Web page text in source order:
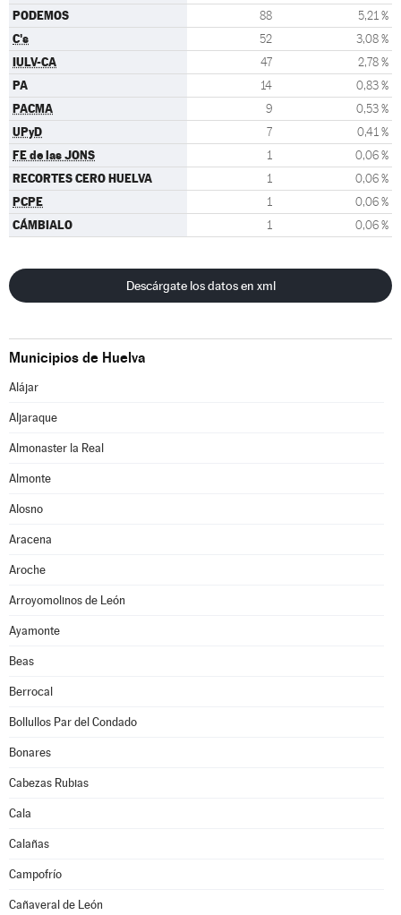
PODEMOS 88 5,21 %
C's 52 3,08 %
IULV-CA 47 2,78 %
PA 14 0,83 %
PACMA 9 0,53 %
UPyD 7 0,41 %
FE de las JONS 1 0,06 %
RECORTES CERO HUELVA 1 0,06 %
PCPE 1 0,06 %
CÁMBIALO 1 0,06 %
Descárgate los datos en xml
Municipios de Huelva
Alájar
Aljaraque
Almonaster la Real
Almonte
Alosno
Aracena
Aroche
Arroyomolinos de León
Ayamonte
Beas
Berrocal
Bollullos Par del Condado
Bonares
Cabezas Rubias
Cala
Calañas
Campofrío
Cañaveral de León